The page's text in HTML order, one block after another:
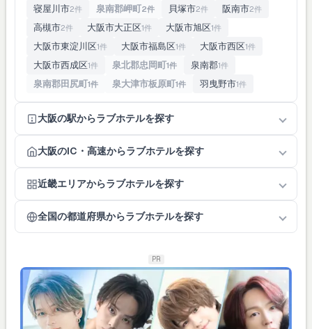
寝屋川市2件 泉南郡岬町2件 貝塚市2件 阪南市2件
高槻市2件 大阪市大正区1件 大阪市旭区1件
大阪市東淀川区1件 大阪市福島区1件 大阪市西区1件
大阪市西成区1件 泉北郡忠岡町1件 泉南郡1件
泉南郡田尻町1件 泉大津市板原町1件 羽曳野市1件
大阪の駅からラブホテルを探す
大阪のIC・高速からラブホテルを探す
近畿エリアからラブホテルを探す
全国の都道府県からラブホテルを探す
PR